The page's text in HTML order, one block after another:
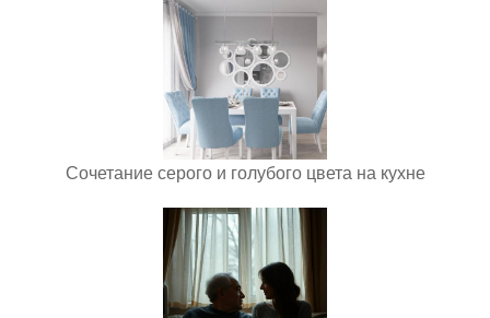
Сочетание серого и голубого цвета на кухне